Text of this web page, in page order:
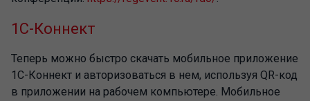
1С-Коннект
Теперь можно быстро скачать мобильное приложение
1С-Коннект и авторизоваться в нем, используя QR-код
в приложении на рабочем компьютере. Мобильное